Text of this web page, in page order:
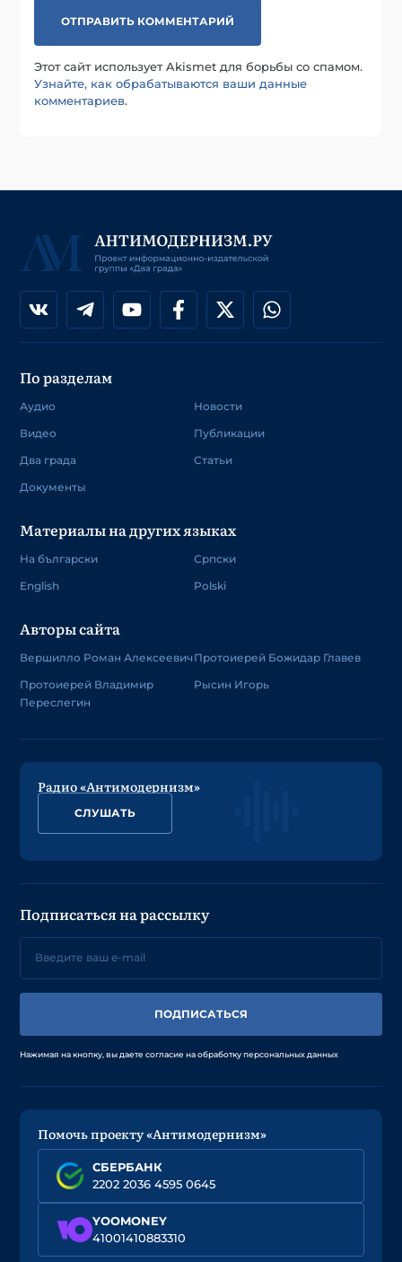
Этот сайт использует Akismet для борьбы со спамом.
Узнайте, как обрабатываются ваши данные
комментариев.
По разделам
Аудио
Видео
Два града
Документы
Новости
Публикации
Статьи
Материалы на других языках
На български
English
Српски
Polski
Авторы сайта
Вершилло Роман Алексеевич
Протоиерей Владимир
Переслегин
Протоиерей Божидар Главев
Рысин Игорь
Радио «Антимодернизм»
СЛУШАТЬ
Подписаться на рассылку
ПОДПИСАТЬСЯ
Нажимая на кнопку, вы даете согласие на обработку персональных данных
Помочь проекту «Антимодернизм»
СБЕРБАНК
2202 2036 4595 0645
YOOMONEY
41001410883310